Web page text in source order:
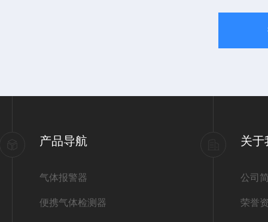
产品导航
气体报警器
便携气体检测器
关于
公司
荣誉